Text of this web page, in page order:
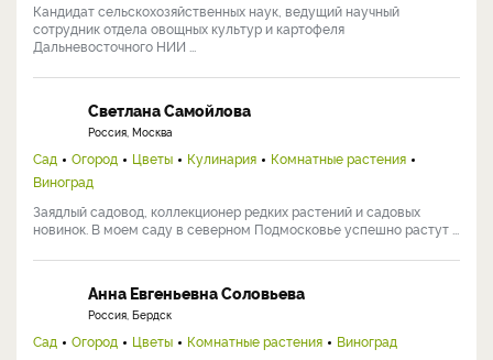
Кандидат сельскохозяйственных наук, ведущий научный
сотрудник отдела овощных культур и картофеля
Дальневосточного НИИ ...
Светлана Самойлова
Россия, Москва
Сад Огород Цветы Кулинария
Комнатные растения
Виноград
Заядлый садовод, коллекционер редких растений и садовых
новинок. В моем саду в северном Подмосковье успешно растут ...
Анна Евгеньевна Соловьева
Россия, Бердск
Сад Огород Цветы Комнатные растения
Виноград